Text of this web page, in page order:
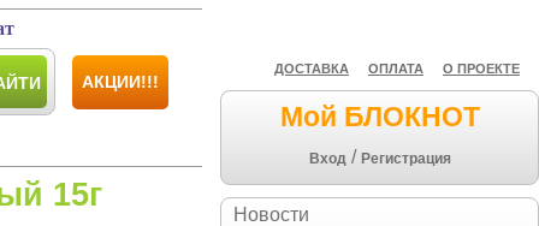
ДОСТАВКА ОПЛАТА О ПРОЕКТЕ
Мой БЛОКНОТ
Вход / Регистрация
Новости
АКЦИИ!!!
15г